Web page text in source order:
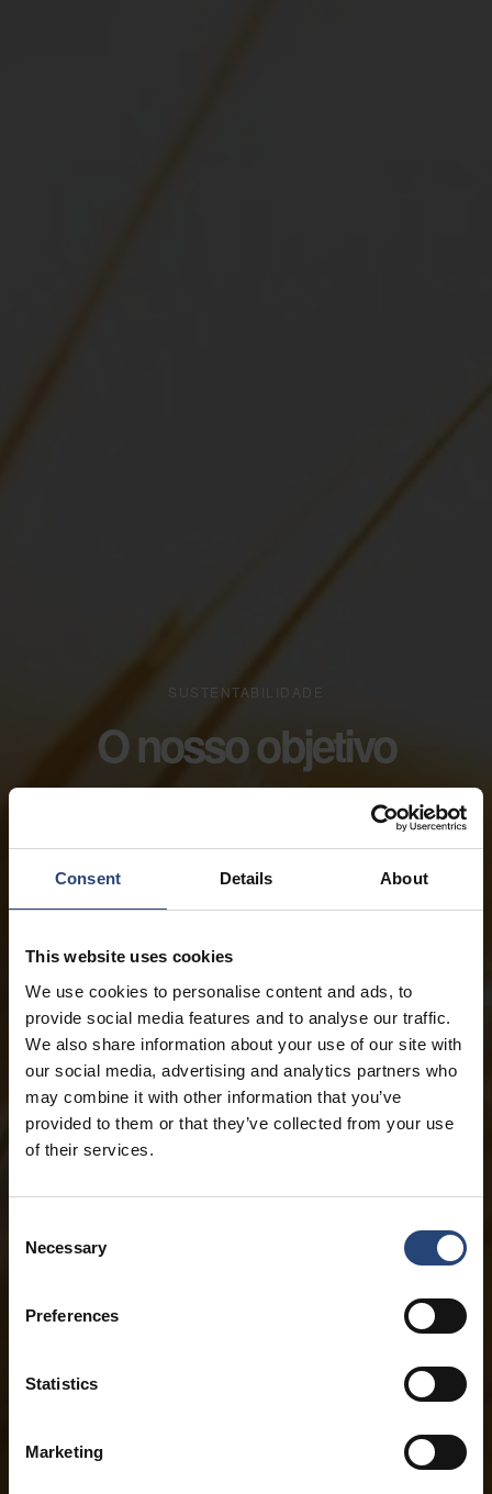
Consent Details About
This website uses cookies
We use cookies to personalise content and ads, to
provide social media features and to analyse our traffic.
We also share information about your use of our site with
our social media, advertising and analytics partners who
may combine it with other information that you’ve
provided to them or that they’ve collected from your use
of their services.
Selection
Necessary
Preferences
Statistics
Marketing
SUSTENTABILIDADE
O nosso objetivo